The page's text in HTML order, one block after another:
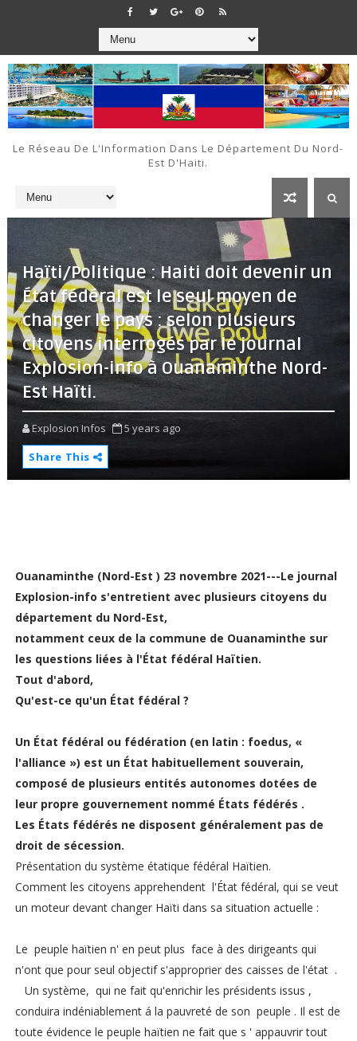
Le Réseau De L'Information Dans Le Département Du Nord-
Est D'Haiti.
Haïti/Politique : Haiti doit devenir un
État fédéral est le seul moyen de
changer le pays : selon plusieurs
citoyens interrogés par le journal
Explosion-info à Ouanaminthe Nord-
Est Haïti.
Explosion Infos
5 years ago
Share This
Ouanaminthe (Nord-Est ) 23 novembre 2021---Le journal
Explosion-info s'entretient avec plusieurs citoyens du
département du Nord-Est,
notamment ceux de la commune de Ouanaminthe sur
les questions liées à l'État fédéral Haïtien.
Tout d'abord,
Qu'est-ce qu'un État fédéral ?
Un État fédéral ou fédération (en latin : foedus, «
l'alliance ») est un État habituellement souverain,
composé de plusieurs entités autonomes dotées de
leur propre gouvernement nommé États fédérés .
Les États fédérés ne disposent généralement pas de
droit de sécession.
Présentation du système étatique fédéral Haïtien.
Comment les citoyens apprehendent l'État fédéral, qui se veut
un moteur devant changer Haïti dans sa situation actuelle :
Le peuple haïtien n' en peut plus face à des dirigeants qui
n'ont que pour seul objectif s'approprier des caisses de l'état .
Un système, qui ne fait qu'enrichir les présidents issus ,
conduira indéniablement á la pauvreté de son peuple . Il est de
toute évidence le peuple haïtien ne fait que s ' appauvrir tout